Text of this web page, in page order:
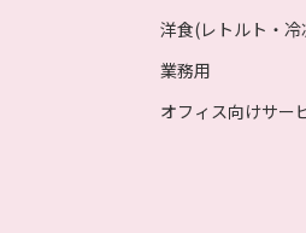
洋食(レトルト・冷
業務用
オフィス向けサー